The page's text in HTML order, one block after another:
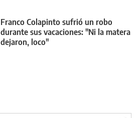
Franco Colapinto sufrió un robo
durante sus vacaciones: "Ni la matera
dejaron, loco"